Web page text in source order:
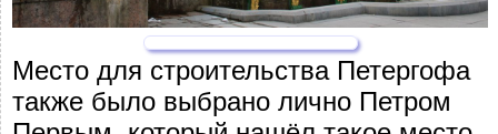
Место для строительства Петергофа
также было выбрано лично Петром